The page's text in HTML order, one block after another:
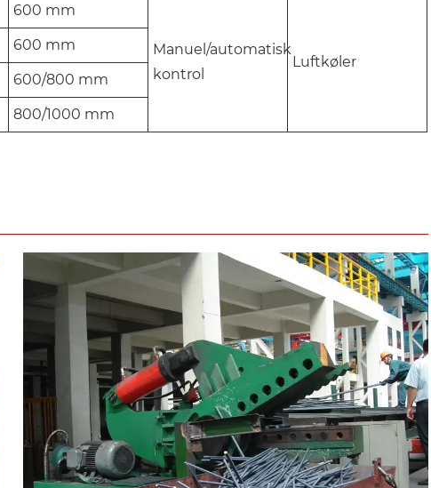
600 mm
Manuel/automatisk
kontrol
Luftkøler
600 mm
600/800 mm
800/1000 mm